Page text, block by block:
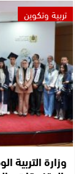
تربية وتكوين
وزارة التربية